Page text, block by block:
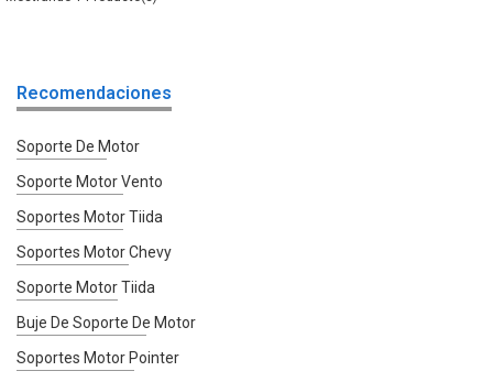
Recomendaciones
Soporte De Motor
Soporte Motor Vento
Soportes Motor Tiida
Soportes Motor Chevy
Soporte Motor Tiida
Buje De Soporte De Motor
Soportes Motor Pointer